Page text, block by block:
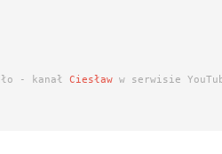
- kanałCiesław w serwisie